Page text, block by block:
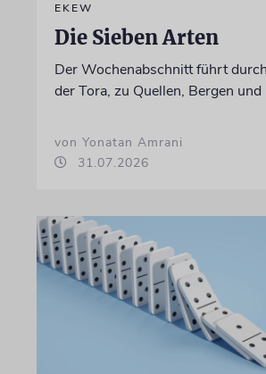
EKEW
Die Sieben Arten
Der Wochenabschnitt führt
der Tora, zu Quellen, Bergen
von Yonatan Amrani
31.07.2026